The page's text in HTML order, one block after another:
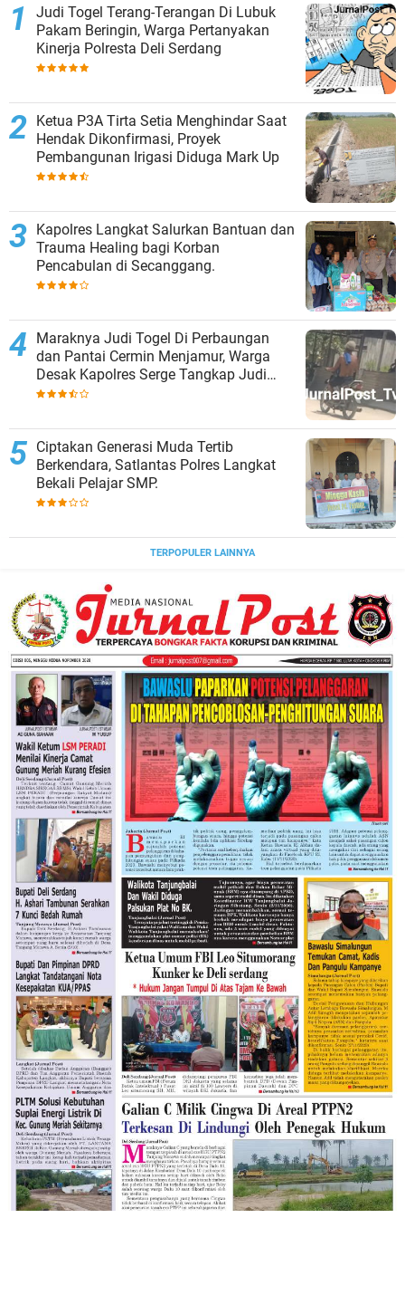
Judi Togel Terang-Terangan Di Lubuk
Pakam Beringin, Warga Pertanyakan
Kinerja Polresta Deli Serdang
Ketua P3A Tirta Setia Menghindar Saat
Hendak Dikonfirmasi, Proyek
Pembangunan Irigasi Diduga Mark Up
Kapolres Langkat Salurkan Bantuan dan
Trauma Healing bagi Korban
Pencabulan di Secanggang.
Maraknya Judi Togel Di Perbaungan
dan Pantai Cermin Menjamur, Warga
Desak Kapolres Serge Tangkap Judi
Togel
Ciptakan Generasi Muda Tertib
Berkendara, Satlantas Polres Langkat
Bekali Pelajar SMP.
TERPOPULER LAINNYA